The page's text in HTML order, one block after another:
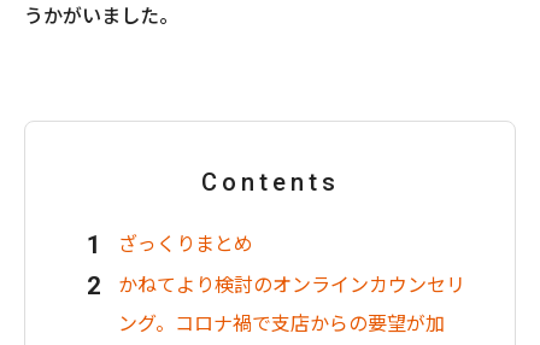
うかがいました。
Contents
ざっくりまとめ
かねてより検討のオンラインカウンセリ
ング。コロナ禍で支店からの要望が加